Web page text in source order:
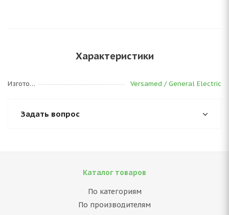
Характеристики
Изготовитель Versamed / General Electric
Задать вопрос
Каталог товаров
По категориям
По производителям